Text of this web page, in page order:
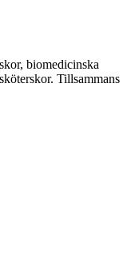
biomedicinska
Tillsammans